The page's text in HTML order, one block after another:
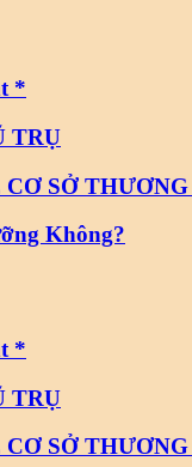
*
TRỤ
SỞ
Không?
*
TRỤ
SỞ